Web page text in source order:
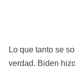
Lo que tanto se
verdad. Biden